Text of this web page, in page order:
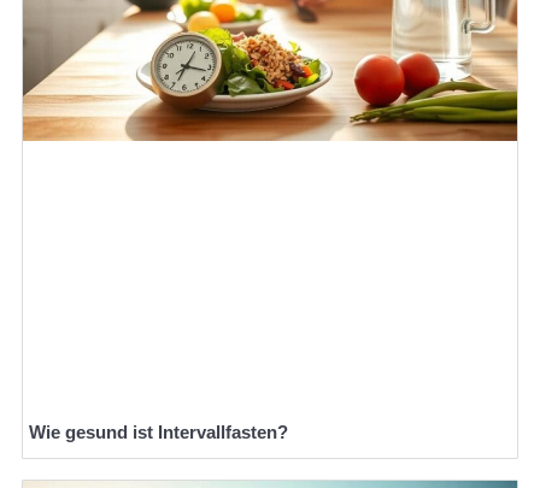
Wie gesund ist Intervallfasten?